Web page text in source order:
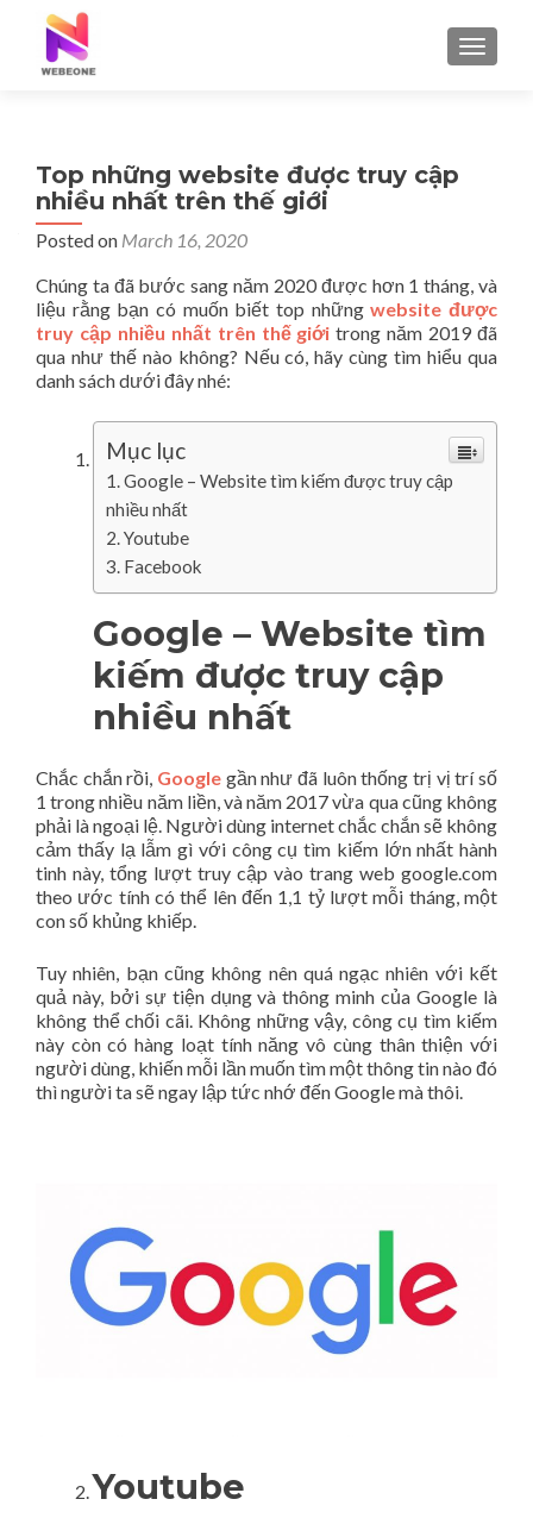
Top những website được truy cập
nhiều nhất trên thế giới
Posted on March 16, 2020
Chúng ta đã bước sang năm 2020 được hơn 1 tháng, và
liệu rằng bạn có muốn biết top nhữngwebsiteđược
truy cập nhiều nhất trên thế giới trong năm 2019 đã
qua như thế nào không? Nếu có, hãy cùng tìm hiểu qua
danh sách dưới đây nhé:
Mục lục
Google – Website tìm kiếm được truy cập
nhiều nhất
Youtube
Facebook
Google – Website tìm
kiếm được truy cập
nhiều nhất
Chắc chắn rồi, Google gần như đã luôn thống trị vị trí số
1 trong nhiều năm liền, và năm 2017 vừa qua cũng không
phải là ngoại lệ. Người dùng internet chắc chắn sẽ không
cảm thấy lạ lẫm gì với công cụ tìm kiếm lớn nhất hành
tinh này, tổng lượt truy cập vào trang web google.com
theo ước tính có thể lên đến 1,1 tỷ lượt mỗi tháng, một
con số khủng khiếp.
Tuy nhiên, bạn cũng không nên quá ngạc nhiên với kết
quả này, bởi sự tiện dụng và thông minh của Google là
không thể chối cãi. Không những vậy, công cụ tìm kiếm
này còn có hàng loạt tính năng vô cùng thân thiện với
người dùng, khiến mỗi lần muốn tìm một thông tin nào đó
thì người ta sẽ ngay lập tức nhớ đến Google mà thôi.
Youtube